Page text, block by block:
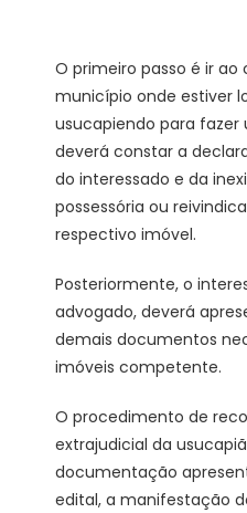
O primeiro passo é ir
município onde estiver
usucapiendo para
deverá constar a
do interessado e da
possessória ou
respectivo imóvel.
Posteriormente, o
advogado, deverá
demais documentos
imóveis competente.
O procedimento de
extrajudicial da
documentação
edital, a manifestação